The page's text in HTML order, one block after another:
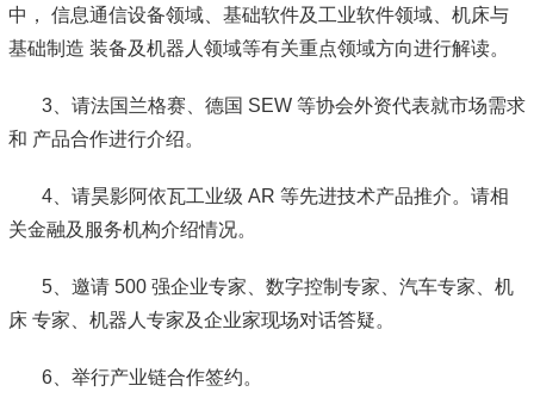
中， 信息通信设备领域、基础软件及工业软件领域、机床与
基础制造 装备及机器人领域等有关重点领域方向进行解读。
3、请法国兰格赛、德国 SEW 等协会外资代表就市场需求
和 产品合作进行介绍。
4、请昊影阿依瓦工业级 AR 等先进技术产品推介。请相
关金融及服务机构介绍情况。
5、邀请 500 强企业专家、数字控制专家、汽车专家、机
床 专家、机器人专家及企业家现场对话答疑。
6、举行产业链合作签约。